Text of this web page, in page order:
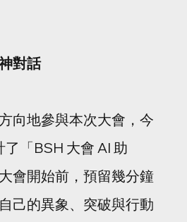
對話
向地參與本次大會，今
「BSH 大會 AI 助
會開始前，預留幾分鐘
己的異象、突破與行動